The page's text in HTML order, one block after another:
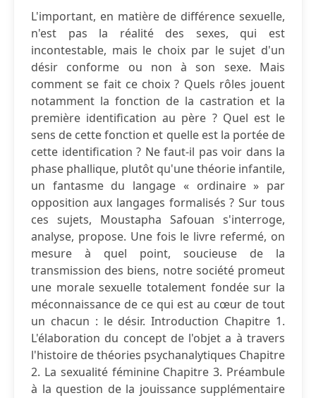
L'important, en matière de différence sexuelle,
n'est pas la réalité des sexes, qui est
incontestable, mais le choix par le sujet d'un
désir conforme ou non à son sexe. Mais
comment se fait ce choix ? Quels rôles jouent
notamment la fonction de la castration et la
première identification au père ? Quel est le
sens de cette fonction et quelle est la portée de
cette identification ? Ne faut-il pas voir dans la
phase phallique, plutôt qu'une théorie infantile,
un fantasme du langage « ordinaire » par
opposition aux langages formalisés ? Sur tous
ces sujets, Moustapha Safouan s'interroge,
analyse, propose. Une fois le livre refermé, on
mesure à quel point, soucieuse de la
transmission des biens, notre société promeut
une morale sexuelle totalement fondée sur la
méconnaissance de ce qui est au cœur de tout
un chacun : le désir. Introduction Chapitre 1.
L'élaboration du concept de l'objet a à travers
l'histoire de théories psychanalytiques Chapitre
2. La sexualité féminine Chapitre 3. Préambule
à la question de la jouissance supplémentaire